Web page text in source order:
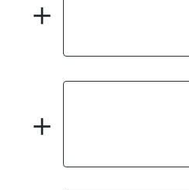
＋
＋